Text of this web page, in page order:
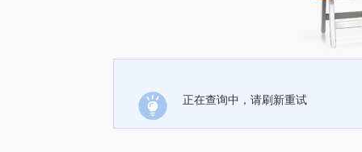
正在查询中，请刷新重试